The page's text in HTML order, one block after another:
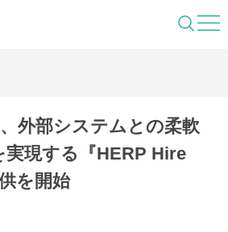
の一歩先を照らすメディ
外部システムとの柔軟
実現する『HERP Hire
を開始